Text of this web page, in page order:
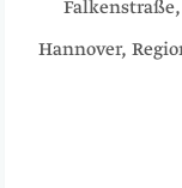
27,
Hannover,